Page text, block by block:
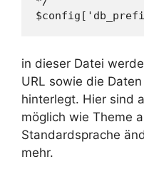
in dieser Datei
URL sowie die
hinterlegt. Hier sind
möglich wie Theme
Standardsprache
mehr.